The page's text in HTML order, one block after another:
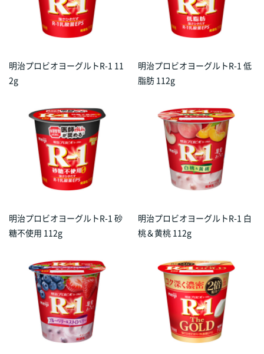
明治プロビオヨーグルトR-1 11
2g
明治プロビオヨーグルトR-1 低
脂肪 112g
明治プロビオヨーグルトR-1 砂
糖不使用 112g
明治プロビオヨーグルトR-1 白
桃＆黄桃 112g